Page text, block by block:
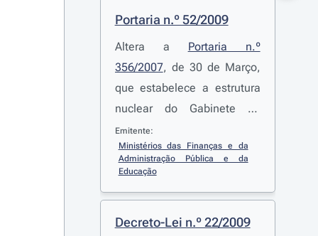
Portaria n.º 52/2009
Altera a Portaria n.º
356/2007, de 30 de Março,
que estabelece a estrutura
nuclear do Gabinete de
Estatística e Planeamento
da Educação e as
competências das
respectivas unidades
Emitente:
Ministérios das Finanças e da
Administração Pública e da
Educação
Decreto-Lei n.º 22/2009